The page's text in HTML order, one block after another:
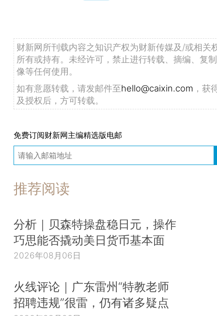
财新网所刊载内容之知识产权为财新传媒及/或相关
所有或持有。未经许可，禁止进行转载、摘编、复
像等任何使用。
如有意愿转载，请发邮件至hello@caixin.com ，获
及授权后，方可转载。
免费订阅财新网主编精选版电邮
推荐阅读
分析｜贝森特操盘稳日元，操作
巧思能否撬动美日货币基本面
2026年08月06日
火线评论｜广东雷州“特教老师
招聘违规”很雷，仍有诸多疑点